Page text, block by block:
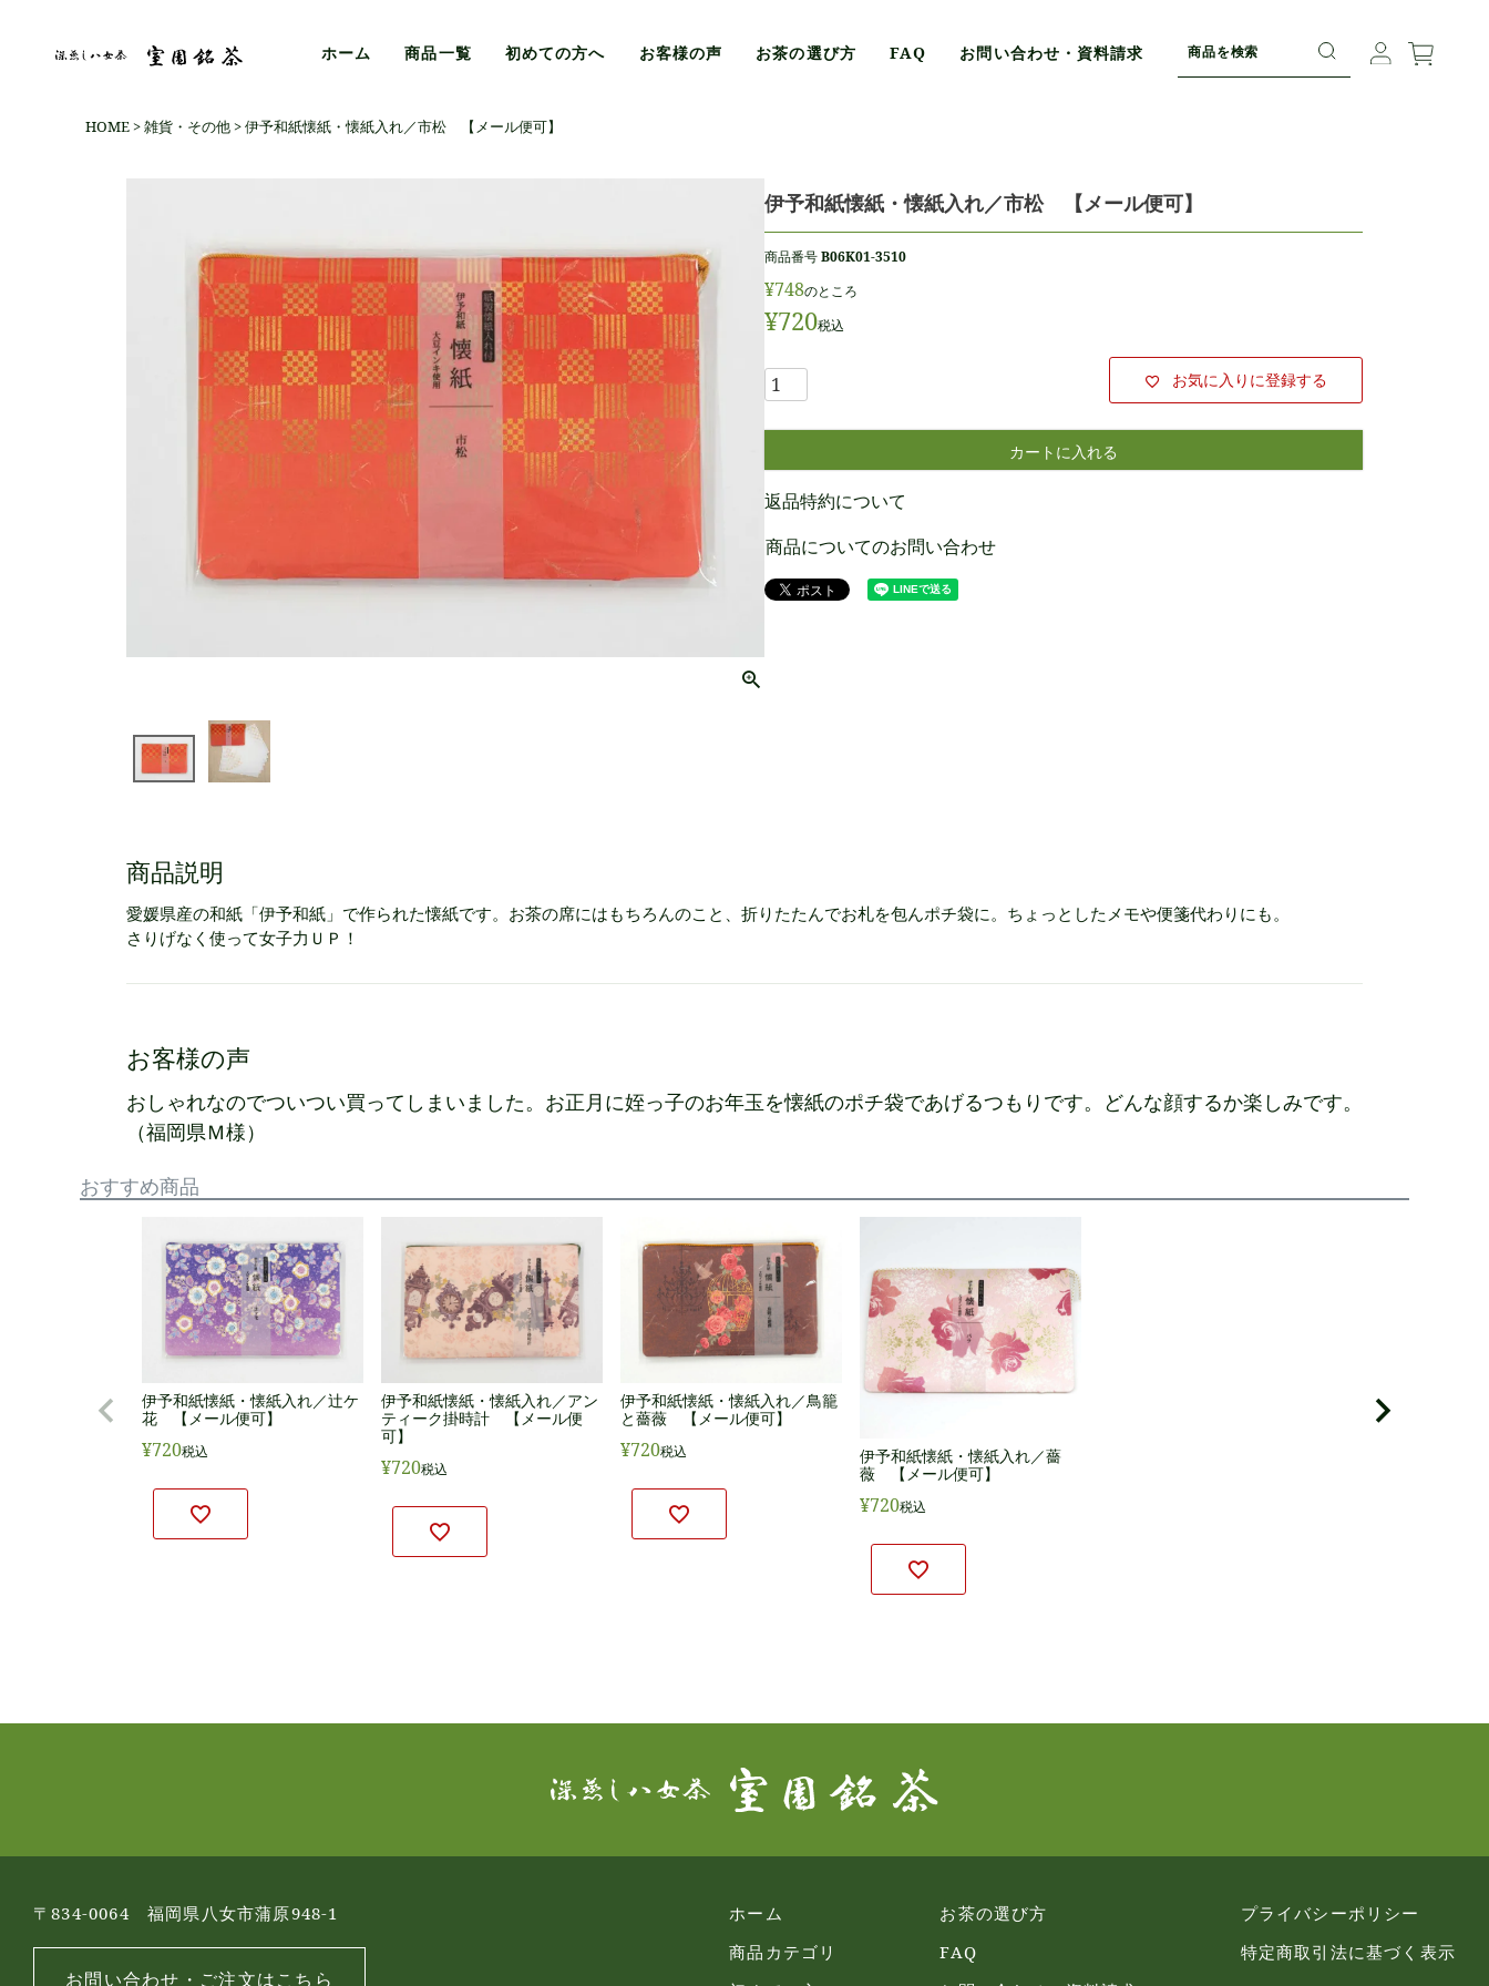
ホーム 商品一覧 初めての方へ お客様の声 お茶の選び方 FAQ お問い合わせ・資料請求
HOME 雑貨・その他 伊予和紙懐紙・懐紙入れ／市松 【メール便可】
伊予和紙懐紙・懐紙入れ／市松 【メール便可】
商品番号B06K01-3510
¥748のところ
¥720税込
お気に入りに登録する
カートに入れる
返品特約について
商品についてのお問い合わせ
商品説明
愛媛県産の和紙「伊予和紙」で作られた懐紙です。お茶の席にはもちろんのこと、折りたたんでお札を包んポチ袋に。ちょっとしたメモや便箋代わりにも。
さりげなく使って女子力ＵＰ！
お客様の声
おしゃれなのでついつい買ってしまいました。お正月に姪っ子のお年玉を懐紙のポチ袋であげるつもりです。どんな顔するか楽しみです。
（福岡県Ｍ様）
おすすめ商品
伊予和紙懐紙・懐紙入れ／辻ケ
花 【メール便可】
¥720税込
伊予和紙懐紙・懐紙入れ／アン
ティーク掛時計 【メール便
可】
¥720税込
伊予和紙懐紙・懐紙入れ／鳥籠
と薔薇 【メール便可】
¥720税込
伊予和紙懐紙・懐紙入れ／薔
薇 【メール便可】
¥720税込
〒834-0064 福岡県八女市蒲原948-1
お問い合わせ・ご注文はこちら
ホーム
商品カテゴリ
お茶の選び方
FAQ
プライバシーポリシー
特定商取引法に基づく表示